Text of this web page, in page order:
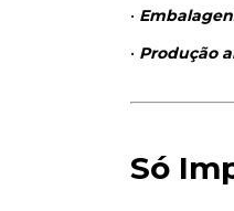
•
• Produção
Só